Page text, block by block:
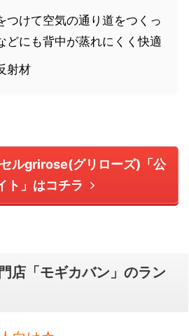
つけて空気の通り道をつくっ
どにも背中が蒸れにくく快適
射材
ルgrirose(グリローズ)「公
ト」はコチラ
店「モギカバン」のラン